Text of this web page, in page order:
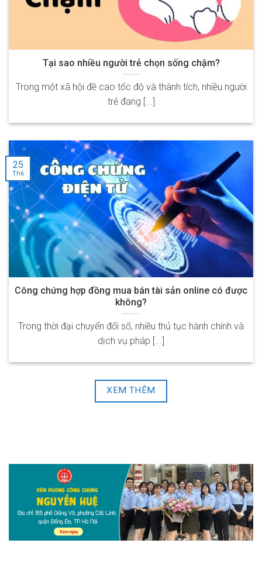
Tại sao nhiều người trẻ chọn sống chậm?
Trong một xã hội đề cao tốc độ và thành tích, nhiều người
trẻ đang [...]
Công chứng hợp đồng mua bán tài sản online có được
không?
Trong thời đại chuyển đổi số, nhiều thủ tục hành chính và
dịch vụ pháp [...]
25
Th6
XEM THÊM